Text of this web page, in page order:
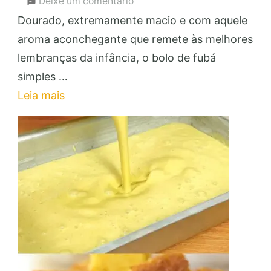
Bolo
de
Fubá
e
Venda
Renda
Extra!
Dourado, extremamente macio e com aquele
aroma aconchegante que remete às melhores
lembranças da infância, o bolo de fubá
simples …
Leia mais